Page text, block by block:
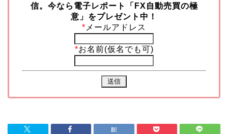
信。今なら 電子レポート「FX自動売買の極
意」をプレゼント中！
* メールアドレス
*お名前(仮名でも可)